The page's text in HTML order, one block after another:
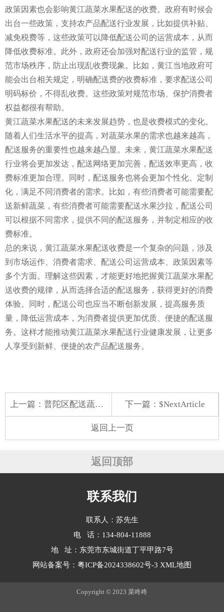
政策因素也会影响黄江蔬菜水果配送的收费。政府有时候会
出台一些政策，支持农产品配送行业发展，比如提供补贴、
减免税费等，这些政策可以降低配送公司的运营成本，从而
降低收费标准。此外，政府还会加强对配送行业的监管，规
范市场秩序，防止出现乱收费现象。比如，黄江当地政府可
能会出台相关规定，明确配送费的收费标准，要求配送公司
明码标价，不得乱收费。这些政策对规范市场、保护消费者
权益都很有帮助。
黄江蔬菜水果配送的未来发展趋势，也是收费模式的变化。
随着人们生活水平的提高，对蔬菜水果的需求也越来越高，
配送服务的重要性也越来越凸显。未来，黄江蔬菜水果配送
行业将会更加发达，配送网络更加完善，配送效率更高，收
费标准更加合理。同时，配送服务也将会更加个性化、定制
化，满足不同消费者的需求。比如，有些消费者可能需要配
送新鲜蔬菜，有些消费者可能需要配送水果沙拉，配送公司
可以根据不同需求，提供不同的配送服务，并制定相应的收
费标准。
总的来说，黄江蔬菜水果配送收费是一个复杂的问题，涉及
到市场运作、消费者需求、配送公司运营成本、政策因素等
多个方面。理解这些因素，才能更好地把握黄江蔬菜水果配
送收费的规律，从而选择合适的配送服务，获得更好的消费
体验。同时，配送公司也应当不断创新发展，提高服务质
量，降低运营成本，为消费者提供更加优质、便捷的配送服
务。这样才能推动黄江蔬菜水果配送行业健康发展，让更多
人享受到新鲜、便捷的农产品配送服务。
上一篇： 普陀区配送蔬菜目录表 下一篇：$NextArticle
返回上一页
返回顶部
联系我们
联系人：苏先生
电 话：134-804-11888
地 址：东莞市东城街道丁平甲路7号
网站备案号： 粤ICP备2024338602号-3 XML地图
Copyright © 2023 菜咚咚